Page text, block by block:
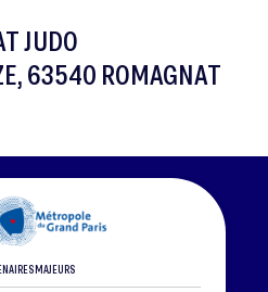
JUDO
63540 ROMAGNAT
MAJEURS